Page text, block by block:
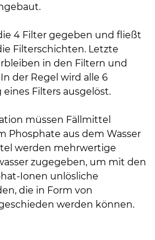
4 Filter gegeben und fließt
Filterschichten. Letzte
in den Filtern und
der Regel wird alle 6
Filters ausgelöst.
müssen Fällmittel
Phosphate aus dem Wasser
werden mehrwertige
zugegeben, um mit den
Ionen unlösliche
die in Form von
werden können.